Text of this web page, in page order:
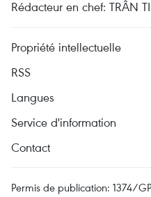
Rédacteur en chef: TRÂN
Propriété intellectuelle
RSS
Langues
Service d'information
Contact
Permis de publication: 1374/